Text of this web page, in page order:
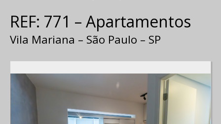
REF: 771 – Apartamentos
Vila Mariana – São Paulo – SP